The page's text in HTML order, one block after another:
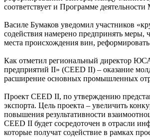
соответствует и Программе
Василе Бумаков уведомил участников
содействия намерено предпринять меры,
места происхождения вин,
Как отметил региональный директор
предприятий II» (CEED II) – оказание
расширение основных промышленных
Проект CEED II, по утверждению
экспорта. Цель проекта – увеличить
повышения результативности
CEED II будет сосредоточен в отрасли
которые получат содействие в рамках